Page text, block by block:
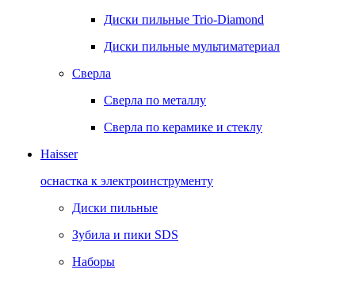
Диски пильные Trio-Diamond
Диски пильные мультиматериал
Сверла
Сверла по металлу
Сверла по керамике и стеклу
Haisser
оснастка к электроинструменту
Диски пильные
Зубила и пики SDS
Наборы